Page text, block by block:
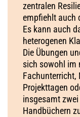
zentralen
empfiehlt auch
Es kann auch
heterogenen
Die Übungen
sich sowohl im
Projekttagen
insgesamt
Handbüchern